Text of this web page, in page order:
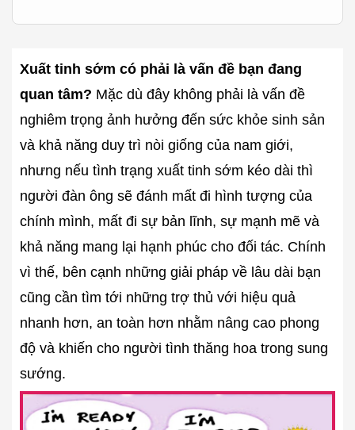
Xuất tinh sớm có phải là vấn đề bạn đang
quan tâm? Mặc dù đây không phải là vấn đề
nghiêm trọng ảnh hưởng đến sức khỏe sinh sản
và khả năng duy trì nòi giống của nam giới,
nhưng nếu tình trạng xuất tinh sớm kéo dài thì
người đàn ông sẽ đánh mất đi hình tượng của
chính mình, mất đi sự bản lĩnh, sự mạnh mẽ và
khả năng mang lại hạnh phúc cho đối tác. Chính
vì thế, bên cạnh những giải pháp về lâu dài bạn
cũng cần tìm tới những trợ thủ với hiệu quả
nhanh hơn, an toàn hơn nhằm nâng cao phong
độ và khiến cho người tình thăng hoa trong sung
sướng.